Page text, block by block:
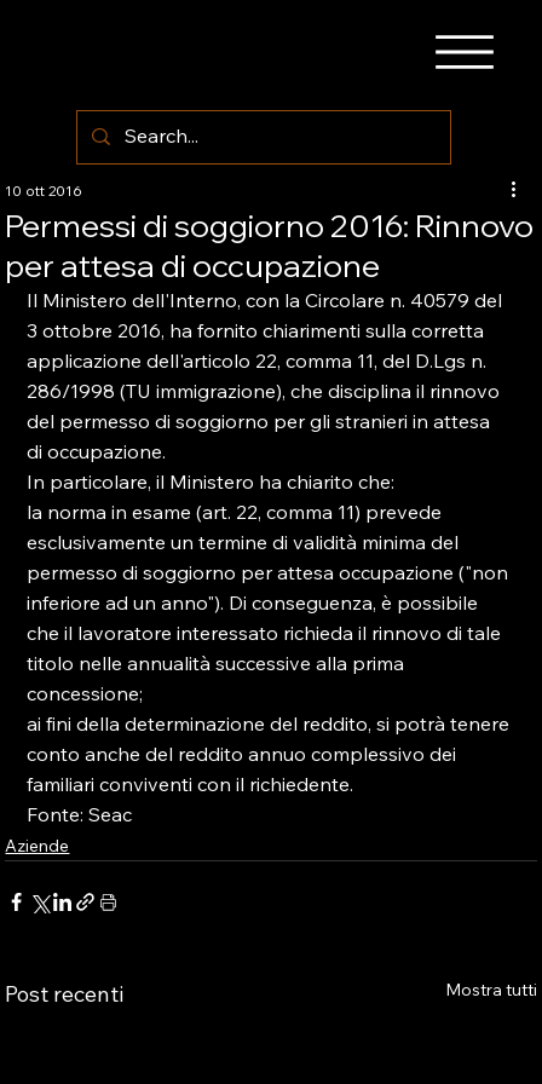
Permessi di soggiorno 2016: Rinnovo
per attesa di occupazione
10 ott 2016
Il Ministero dell'Interno, con la Circolare n. 40579 del
3 ottobre 2016, ha fornito chiarimenti sulla corretta
applicazione dell'articolo 22, comma 11, del D.Lgs n.
286/1998 (TU immigrazione), che disciplina il rinnovo
del permesso di soggiorno per gli stranieri in attesa
di occupazione.
In particolare, il Ministero ha chiarito che:
la norma in esame (art. 22, comma 11) prevede
esclusivamente un termine di validità minima del
permesso di soggiorno per attesa occupazione ("non
inferiore ad un anno"). Di conseguenza, è possibile
che il lavoratore interessato richieda il rinnovo di tale
titolo nelle annualità successive alla prima
concessione;
ai fini della determinazione del reddito, si potrà tenere
conto anche del reddito annuo complessivo dei
familiari conviventi con il richiedente.
Fonte: Seac
Aziende
Post recenti Mostra tutti